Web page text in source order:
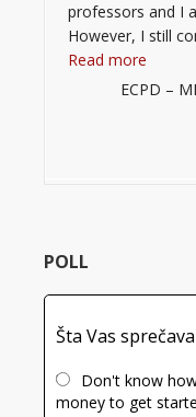
professors and I
However, I still
Read more
ECPD –
POLL
Šta Vas
Don't know
money to get